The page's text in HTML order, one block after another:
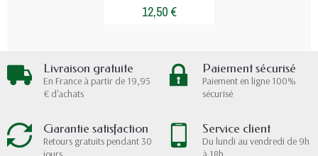
12,50 €
Livraison gratuite
En France à partir de 19,95
€ d'achats
Paiement sécurisé
Paiement en ligne 100%
sécurisé
Garantie satisfaction
Retours gratuits pendant 30
Service client
Du lundi au vendredi de 9h